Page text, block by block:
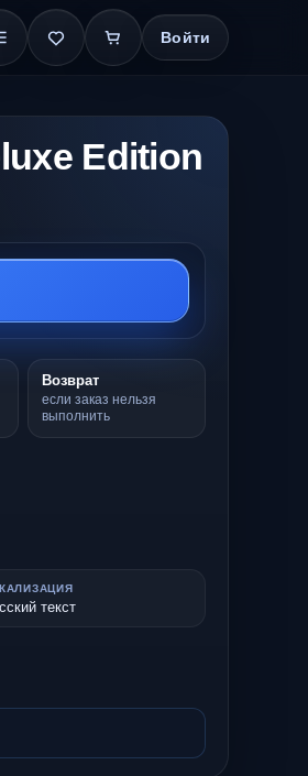
Войти
Edition
Возврат
если заказ нельзя
выполнить
текст